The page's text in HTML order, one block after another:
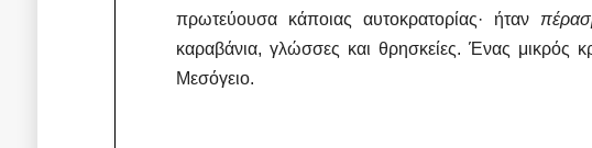
πρωτεύουσα κάποιας αυτοκρατορίας· ήταν
καραβάνια, γλώσσες και θρησκείες. Ένας μικρός
Μεσόγειο.